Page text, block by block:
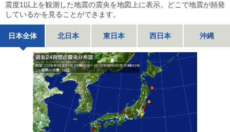
震度1以上を観測した地震の震央を地図上に表示。どこで地震が頻発
しているかを見ることができます。
日本全体 北日本 東日本 西日本 沖縄